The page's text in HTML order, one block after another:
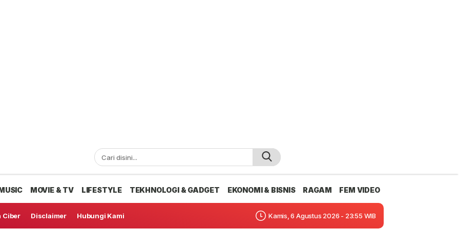
MOVIE & TV LIFESTYLE TEKHNOLOGI & GADGET EKONOMI & BISNIS RAGAM FEM VIDEO
Ciber Disclaimer Hubungi Kami Kamis, 6 Agustus 2026 - 23:55 WIB